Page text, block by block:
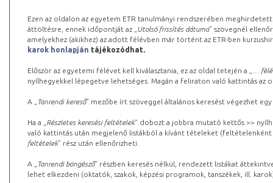
Ezen az oldalon az egyetem ETR tanulmányi rendszerében
áttöltésre, ennek időpontját az „ Utolsó frissítés dátuma” szövegnél
amelyekhez (akikhez) az adott félévben már történt az ETR-ben
karok honlapján tájékozódhat.
Először az egyetemi félévet kell kiválasztania, ez az oldal tetején a „
…
nyílhegyekkel lépegetve lehetséges. Magán a feliraton való kattintás az
A „ Tanrendi kereső” mezőbe írt szöveggel általános keresést végezhet
Ha a „ Részletes keresési feltételek” dobozt a jobbra mutató kettős >>
való kattintás után megjelenő listákból a kívánt tételeket (feltételenként
feltételek” rész után ellenőrizheti.
A „ Tanrendi böngésző” részben keresés nélkül, rendezett listákat
lehet elkezdeni (oktatók, szakok, képzési programok, tanszékek, ill.